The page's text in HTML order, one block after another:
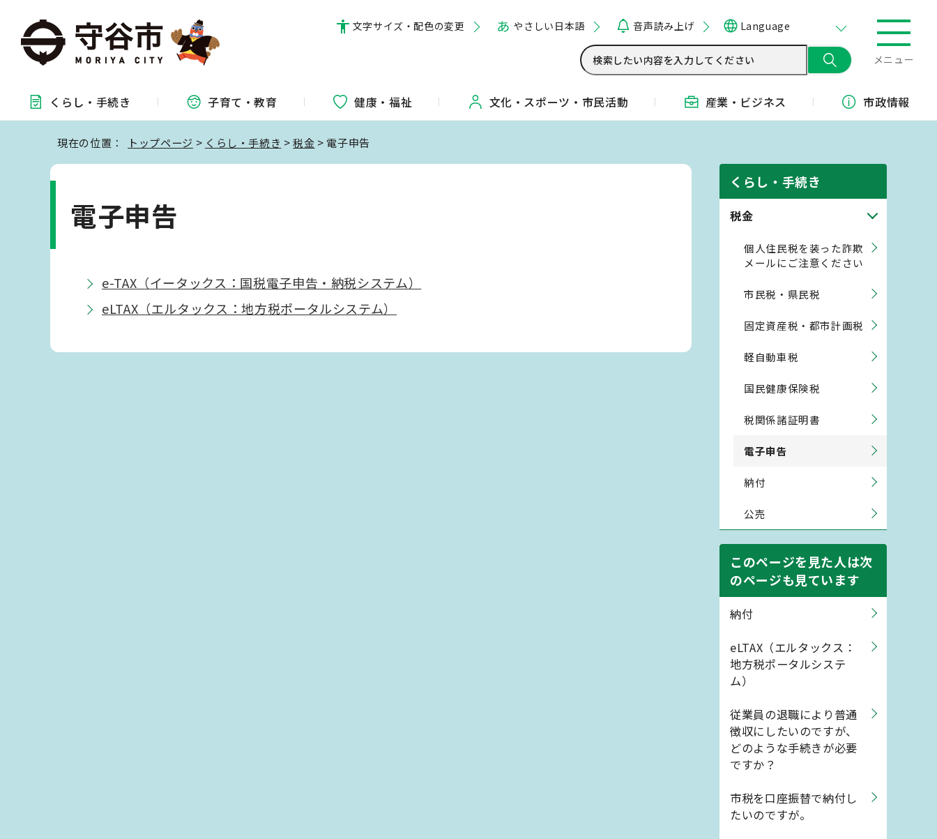
文字サイズ・配色の変更 やさしい日本語 音声読み上げ Language
メニュー
くらし・ 手続き 子育て・教育 健康・福祉 文化・ スポーツ・ 市民活動 産業・ ビジネス 市政情報
現在の位置： トップページ > くらし・手続き >税金 > 電子申告
電子申告
e-TAX（イータックス：国税電子申告・納税システム）
eLTAX（エルタックス：地方税ポータルシステム）
くらし・手続き
税金
個人住民税を装った詐欺
メールにご注意ください
市民税・県民税
固定資産税・都市計画税
軽自動車税
国民健康保険税
税関係諸証明書
電子申告
納付
公売
このページを見た人は次
のページも見ています
納付
eLTAX（エルタックス：
地方税ポータルシステ
ム）
従業員の退職により普通
徴収にしたいのですが、
どのような手続きが必要
ですか？
市税を口座振替で納付し
たいのですが。